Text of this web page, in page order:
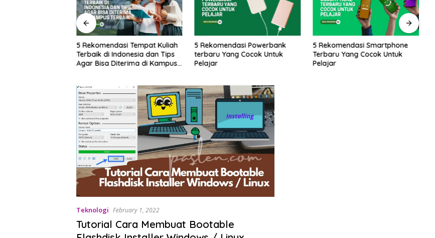
5 Rekomendasi Tempat Kuliah
Terbaik di Indonesia dan Tips
Agar Bisa Diterima di Kampus
5 Rekomendasi Powerbank
terbaru Yang Cocok Untuk
Pelajar
5 Rekomendasi Smartphone
Terbaru Yang Cocok Untuk
Pelajar
Teknologi February 1, 2022
Tutorial Cara Membuat Bootable